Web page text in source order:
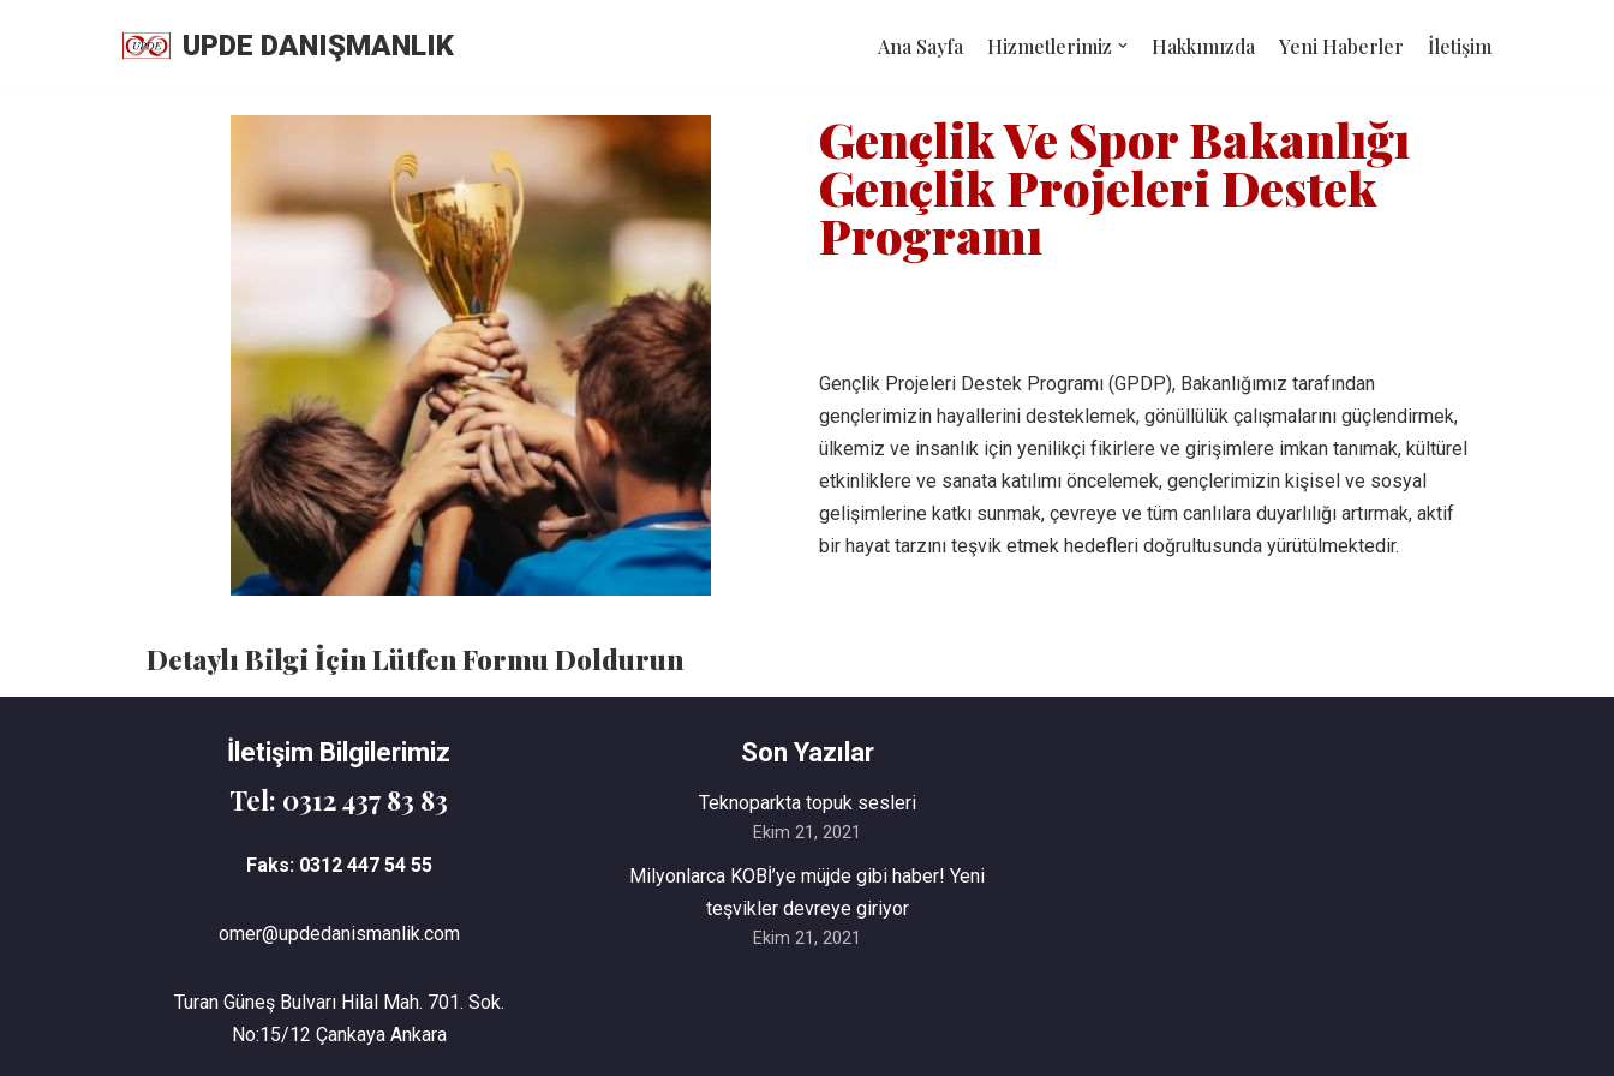
UPDE DANIŞMANLIK Ana Sayfa Hizmetlerimiz Hakkımızda Yeni Haberler İletişim
Gençlik Ve Spor Bakanlığı
Gençlik Projeleri Destek
Programı
Gençlik Projeleri Destek Programı (GPDP), Bakanlığımız tarafından
gençlerimizin hayallerini desteklemek, gönüllülük çalışmalarını güçlendirmek,
ülkemiz ve insanlık için yenilikçi fikirlere ve girişimlere imkan tanımak, kültürel
etkinliklere ve sanata katılımı öncelemek, gençlerimizin kişisel ve sosyal
gelişimlerine katkı sunmak, çevreye ve tüm canlılara duyarlılığı artırmak, aktif
bir hayat tarzını teşvik etmek hedefleri doğrultusunda yürütülmektedir.
Detaylı Bilgi İçin Lütfen Formu Doldurun
İletişim Bilgilerimiz
Tel: 0312 437 83 83
Faks: 0312 447 54 55
omer@updedanismanlik.com
Turan Güneş Bulvarı Hilal Mah. 701. Sok.
No:15/12 Çankaya Ankara
Son Yazılar
Teknoparkta topuk sesleri
Ekim 21, 2021
Milyonlarca KOBİ’ye müjde gibi haber! Yeni
teşvikler devreye giriyor
Ekim 21, 2021